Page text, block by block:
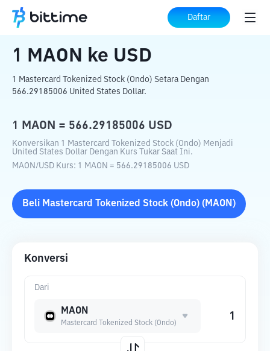
Daftar
Beranda Konverter Kripto MAON USD
1 MAON ke USD
1 Mastercard Tokenized Stock (Ondo) Setara Dengan
566.29185006 United States Dollar.
1 MAON = 566.29185006 USD
Konversikan 1 Mastercard Tokenized Stock (Ondo) Menjadi
United States Dollar Dengan Kurs Tukar Saat Ini.
MAON/USD Kurs: 1 MAON = 566.29185006 USD
Beli Mastercard Tokenized Stock (Ondo) ( MAON )
Konversi
Dari
MAON
Mastercard Tokenized Stock (Ondo)